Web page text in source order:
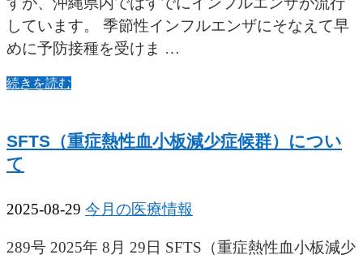
しています。 季節性インフルエンザにそなえて早
めに予防接種を受けま …
続きを読む
SFTS（重症熱性血小板減少症候群）につい
て
2025-08-29 今月の医療情報
289号 2025年 8月 29日 SFTS（重症熱性血小板減少